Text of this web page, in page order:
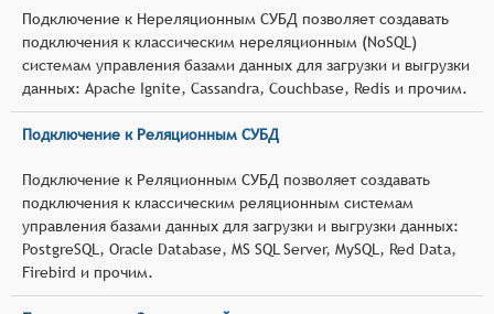
Подключение к Нереляционным СУБД позволяет создавать
подключения к классическим нереляционным (NoSQL)
системам управления базами данных для загрузки и выгрузки
данных: Apache Ignite, Cassandra, Couchbase, Redis и прочим.
Подключение к Реляционным СУБД
Подключение к Реляционным СУБД позволяет создавать
подключения к классическим реляционным системам
управления базами данных для загрузки и выгрузки данных:
PostgreSQL, Oracle Database, MS SQL Server, MySQL, Red Data,
Firebird и прочим.